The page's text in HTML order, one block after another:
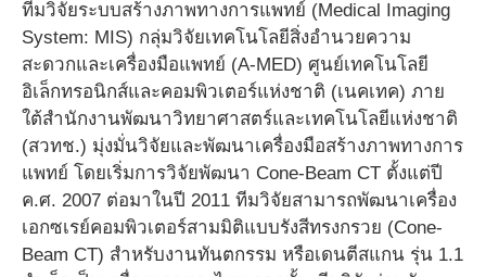
ทีมวิจัยระบบสร้างภาพทางการแพทย์ (Medical Imaging
System: MIS) กลุ่มวิจัยเทคโนโลยีสิ่งอำนวยความ
สะดวกและเครื่องมือแพทย์ (A-MED) ศูนย์เทคโนโลยี
อิเล็กทรอนิกส์และคอมพิวเตอร์แห่งชาติ (เนคเทค) ภาย
ใต้สำนักงานพัฒนาวิทยาศาสตร์และเทคโนโลยีแห่งชาติ
(สวทช.) มุ่งมั่นวิจัยและพัฒนาเครื่องมือสร้างภาพทางการ
แพทย์ โดยเริ่มการวิจัยพัฒนา Cone-Beam CT ตั้งแต่ปี
ค.ศ. 2007 ต่อมาในปี 2011 ทีมวิจัยสามารถพัฒนาเครื่อง
เอกซเรย์คอมพิวเตอร์สามมิติแบบรังสีทรงกรวย (Cone-
Beam CT) สำหรับงานทันตกรรม หรือเดนตีสแกน รุ่น 1.1